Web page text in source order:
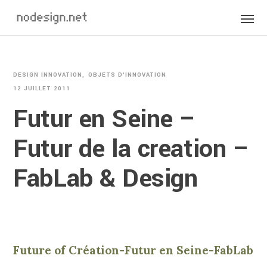
DESIGN INNOVATION
OBJETS D'INNOVATION
12 JUILLET 2011
Futur en Seine –
Futur de la creation –
FabLab & Design
Future of Création-Futur en Seine-FabLab